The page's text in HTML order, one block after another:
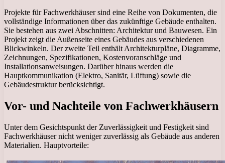
Projekte für Fachwerkhäuser sind eine Reihe von Dokumenten, die
vollständige Informationen über das zukünftige Gebäude enthalten.
Sie bestehen aus zwei Abschnitten: Architektur und Bauwesen. Ein
Projekt zeigt die Außenseite eines Gebäudes aus verschiedenen
Blickwinkeln. Der zweite Teil enthält Architekturpläne, Diagramme,
Zeichnungen, Spezifikationen, Kostenvoranschläge und
Installationsanweisungen. Darüber hinaus werden die
Hauptkommunikation (Elektro, Sanitär, Lüftung) sowie die
Gebäudestruktur berücksichtigt.
Vor- und Nachteile von Fachwerkhäusern
Unter dem Gesichtspunkt der Zuverlässigkeit und Festigkeit sind
Fachwerkhäuser nicht weniger zuverlässig als Gebäude aus anderen
Materialien. Hauptvorteile: